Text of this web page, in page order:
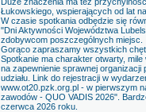
Łukowskiego, wspierających od lat
W czasie spotkania odbędzie się
"Dni Aktywności Województwa
zdobywcom poszczególnych miejsc.
Gorąco zapraszamy wszystkich
Spotkanie ma charakter otwarty,
na zapewnienie sprawnej organizacji
udziału. Link do rejestracji w
www.ot20.pzk.org.pl - w pierwszym
zawodów - QUO VADIS 2026".
czerwca 2026 roku.